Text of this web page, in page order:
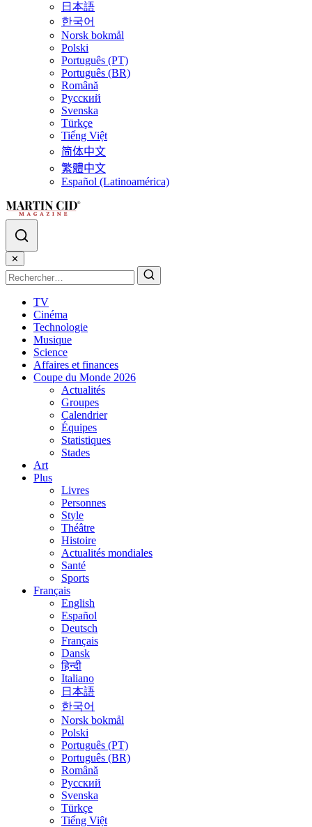
日本語
한국어
Norsk bokmål
Polski
Português (PT)
Português (BR)
Română
Русский
Svenska
Türkçe
Tiếng Việt
简体中文
繁體中文
Español (Latinoamérica)
✕
TV
Cinéma
Technologie
Musique
Science
Affaires et finances
Coupe du Monde 2026
Actualités
Groupes
Calendrier
Équipes
Statistiques
Stades
Art
Plus
Livres
Personnes
Style
Théâtre
Histoire
Actualités mondiales
Santé
Sports
Français
English
Español
Deutsch
Français
Dansk
हिन्दी
Italiano
日本語
한국어
Norsk bokmål
Polski
Português (PT)
Português (BR)
Română
Русский
Svenska
Türkçe
Tiếng Việt